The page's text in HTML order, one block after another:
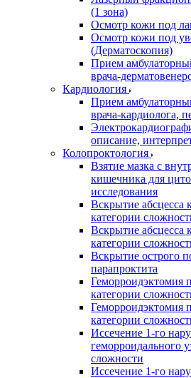
(1 зона)
Осмотр кожи под
Осмотр кожи под
(Дерматоскопия)
Прием
врача-
Кардиология
Прием
врача-кардиолога,
описание,
Колопроктология
Взятие мазка с
кишечника для
исследования
Вскрытие абсцесса
категории
Вскрытие абсцесса
категории
Вскрытие острого
парапроктита
Геморроидэктомия
категории
Геморроидэктомия
категории
Иссечение 1-го
геморроидального
сложности
Иссечение 1-го